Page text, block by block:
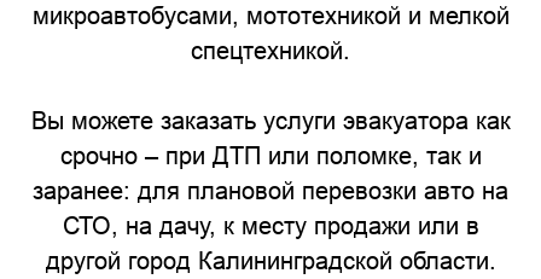
микроавтобусами, мототехникой и мелкой
спецтехникой.
Вы можете заказать услуги эвакуатора как
срочно – при ДТП или поломке, так и
заранее: для плановой перевозки авто на
СТО, на дачу, к месту продажи или в
другой город Калининградской области.